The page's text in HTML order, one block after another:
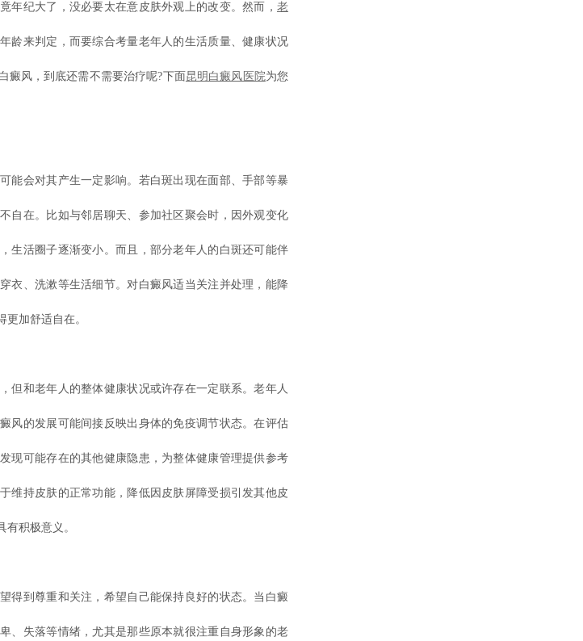
年纪大了，没必要太在意皮肤外观上的改变。然而， 老
龄来判定，而要综合考量老年人的生活质量、健康状况
癜风，到底还需不需要治疗呢?下面昆明白癜风医院为您
会对其产生一定影响。若白斑出现在面部、手部等暴
自在。比如与邻居聊天、参加社区聚会时，因外观变化
生活圈子逐渐变小。而且，部分老年人的白斑还可能伴
衣、洗漱等生活细节。对白癜风适当关注并处理，能降
加舒适自在。
和老年人的整体健康状况或许存在一定联系。老年人
风的发展可能间接反映出身体的免疫调节状态。在评估
现可能存在的其他健康隐患，为整体健康管理提供参考
维持皮肤的正常功能，降低因皮肤屏障受损引发其他皮
积极意义。
到尊重和关注，希望自己能保持良好的状态。当白癜
、失落等情绪，尤其是那些原本就很注重自身形象的老